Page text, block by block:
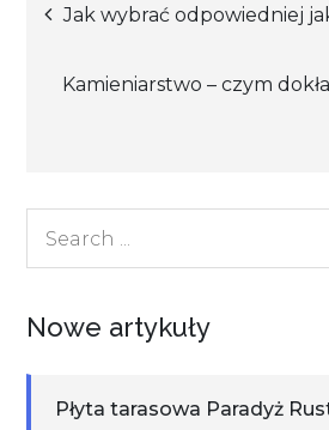
Nawigacja
wpisu
Jak wybrać odpowiedniej
Kamieniarstwo – czym
Nowe artykuły
Płyta tarasowa Paradyż